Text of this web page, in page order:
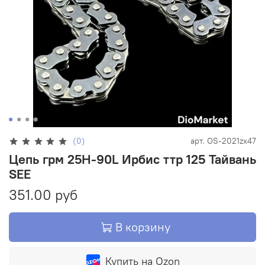
(0) арт. OS-2021zx47
Цепь грм 25H-90L Ирбис ттр 125 Тайвань
SEE
351.00 руб
В корзину
Купить на Ozon